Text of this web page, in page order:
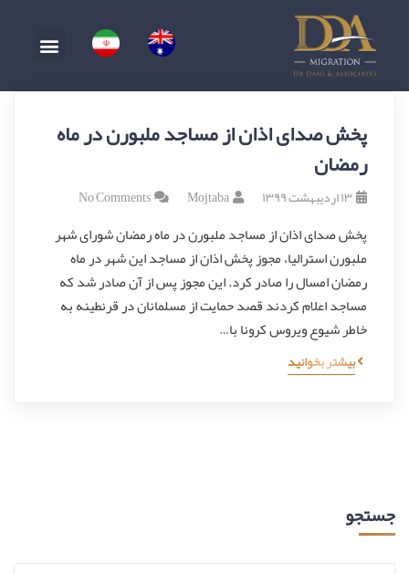
پخش صدای اذان از مساجد ملبورن در ماه
رمضان
۱۳ اردیبهشت ۱۳۹۹ Mojtaba
No Comments
پخش صدای اذان از مساجد ملبورن در ماه رمضان شورای شهر
ملبورن استرالیا، مجوز پخش اذان از مساجد این شهر در ماه
رمضان امسال را صادر کرد. این مجوز پس از آن صادر شد که
مساجد اعلام کردند قصد حمایت از مسلمانان در قرنطینه به
خاطر شیوع ویروس کرونا با…
بیشتر بخوانید
جستجو